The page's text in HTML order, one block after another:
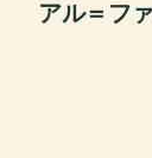
アル＝フ